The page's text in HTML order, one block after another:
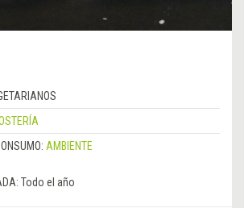
AMBIENTE
Todo el año